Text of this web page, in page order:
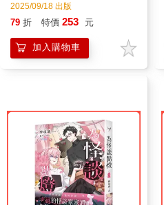
2025/09/18 出版
79 折 特價 253 元
加入購物車